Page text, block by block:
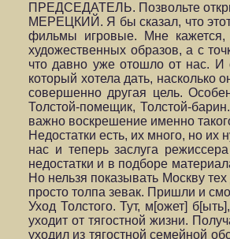
ПРЕДСЕДАТЕЛЬ. Позвольте
МЕРЕЦКИЙ. Я бы сказал, что
фильмы игровые. Мне кажется,
художественных образов, а с
что давно уже отошло от нас. И
который хотела дать, насколько
совершенно другая цель.
Толстой-помещик, Толстой-
важно воскрешение именно
Недостатки есть, их много, но
нас и теперь заслуга
недостатки и в подборе
Но нельзя показывать Москву
просто толпа зевак. Пришли и
Уход Толстого. Тут, м[ожет]
уходит от тягостной жизни.
уходил из тягостной семейной